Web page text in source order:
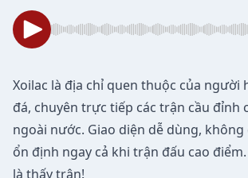
Xoilac là địa chỉ quen thuộc của người
đá, chuyên trực tiếp các trận cầu đỉnh
ngoài nước. Giao diện dễ dùng,
ổn định ngay cả khi trận đấu cao điểm.
là thấy trận!